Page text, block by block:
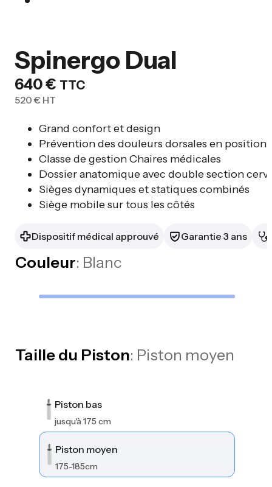
Spinergo Dual
640€ TTC
520€ HT
Grand confort et design
Prévention des douleurs dorsales en position
Classe de gestion Chaires médicales
Dossier anatomique avec double section
Sièges dynamiques et statiques combinés
Siège mobile sur tous les côtés
Dispositif médical approuvé Garantie 3 ans
Couleur: Blanc
Taille du Piston: Piston moyen
Piston bas
jusqu'à 175 cm
Piston moyen
175-185cm